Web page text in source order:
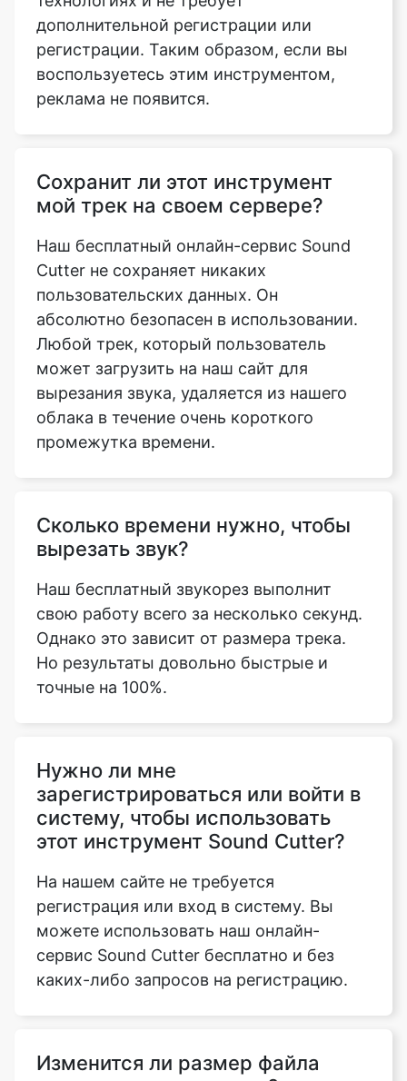
реклама не появится.
Сохранит ли этот инструмент
Cutter не сохраняет никаких
пользовательских данных. Он
абсолютно безопасен в использовании.
Любой трек, который пользователь
может загрузить на наш сайт для
вырезания звука, удаляется из нашего
облака в течение очень короткого
Сколько времени нужно, чтобы
свою работу всего за несколько секунд.
Однако это зависит от размера трека.
Но результаты довольно быстрые и
точные на 100%.
Нужно ли мне
этот инструмент Sound Cutter?
На нашем сайте не требуется
регистрация или вход в систему. Вы
можете использовать наш онлайн-
сервис Sound Cutter бесплатно и без
каких-либо запросов на регистрацию.
Изменится ли размер файла
звуковой файл, независимо от того,